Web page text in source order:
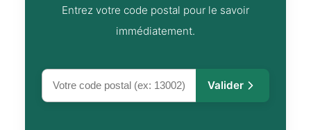
Entrez votre code postal pour le savoir
immédiatement.
Valider